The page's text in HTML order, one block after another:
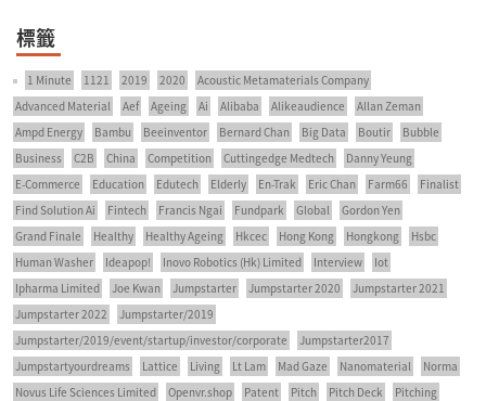
標籤
1 Minute 1121 2019 2020
Acoustic Metamaterials Company
Advanced Material
Aef Ageing Ai Alibaba Alikeaudience
Allan Zeman
Ampd Energy
Bambu Beeinventor Bernard Chan Big Data Boutir
Bubble
Business
C2B China Competition Cuttingedge Medtech
Danny Yeung
E-Commerce
Education Edutech Elderly En-Trak Eric Chan Farm66
Finalist
Find Solution Ai
Fintech Francis Ngai Fundpark Global
Gordon Yen
Grand Finale
Healthy Healthy Ageing Hkcec Hong Kong Hongkong
Hsbc
Human Washer
Ideapop! Inovo Robotics (Hk) Limited Interview
Iot
Ipharma Limited
Joe Kwan Jumpstarter Jumpstarter 2020
Jumpstarter 2021
Jumpstarter 2022
Jumpstarter/2019
Jumpstarter/2019/event/startup/investor/corporate
Jumpstarter2017
Jumpstartyourdreams
Lattice Living Lt Lam Mad Gaze Nanomaterial
Norma
Novus Life Sciences Limited
Openvr.shop Patent Pitch Pitch Deck
Pitching